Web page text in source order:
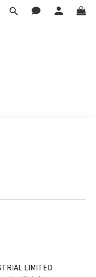
LIMITED